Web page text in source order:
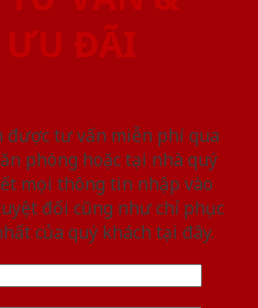
ƯU ĐÃI
tư vấn miễn phí qua
phòng hoặc tại nhà quý
mọi thông tin nhập vào
đối cũng như chỉ phục
của quý khách tại đây.